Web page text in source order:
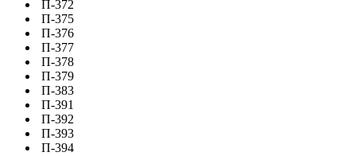
П-372
П-375
П-376
П-377
П-378
П-379
П-383
П-391
П-392
П-393
П-394